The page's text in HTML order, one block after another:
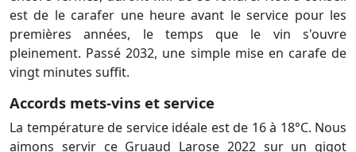
est de le carafer une heure avant le service pour les
premières années, le temps que le vin s'ouvre
pleinement. Passé 2032, une simple mise en carafe de
vingt minutes suffit.
Accords mets-vins et service
La température de service idéale est de 16 à 18°C. Nous
aimons servir ce Gruaud Larose 2022 sur un gigot